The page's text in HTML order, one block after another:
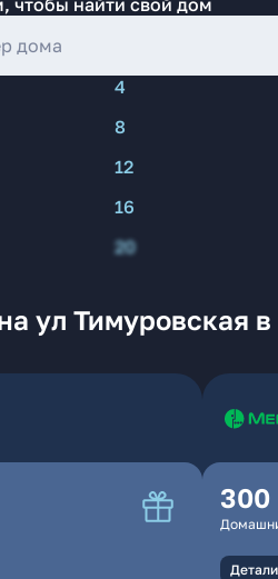
чтобы найти свой дом
4
8
12
16
20
ул Тимуровская в
300
Детали